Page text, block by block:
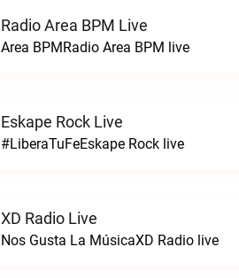
Radio Area BPM Live
Area BPMRadio Area BPM live
Eskape Rock Live
#LiberaTuFeEskape Rock live
XD Radio Live
Nos Gusta La MúsicaXD Radio live